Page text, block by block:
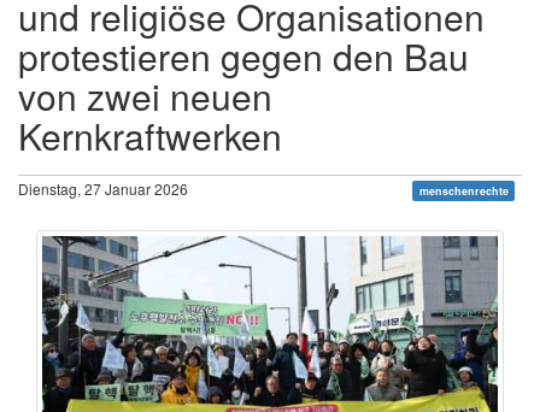
und religiöse Organisationen
protestieren gegen den Bau
von zwei neuen
Kernkraftwerken
Dienstag, 27 Januar 2026 menschenrechte